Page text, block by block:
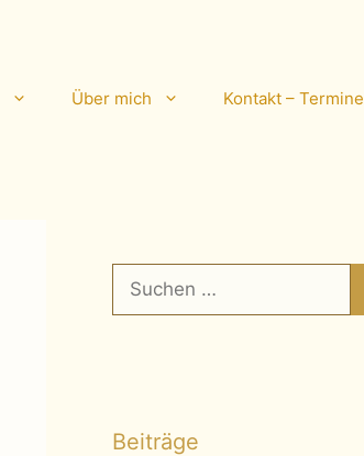
Über mich Kontakt – Termine
Suchen
nach:
Beiträge